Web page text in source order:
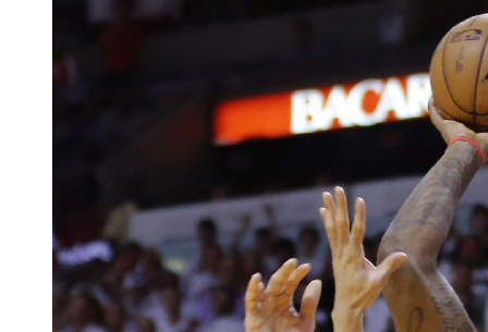
始北京1个月就开出了2万张行
解一下吧！
【解说】处罚制度正式实施
在没有交警或协管员的路口，
【正文】6日晚高峰，记者来
勤的交警，路口每个方向都配
序。半个小时里，记者没有发